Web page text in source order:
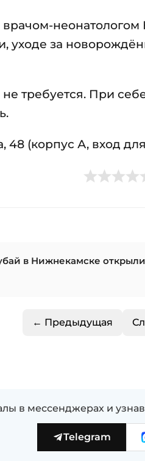
уходе за
требуется. При
48 (корпус А, вход
в Нижнекамске
← Предыдущая
в мессенджерах и
Telegram